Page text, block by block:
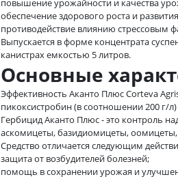
повышение урожайности и качества
обеспечение здорового роста и
противодействие влиянию стрессовым
Выпускается в форме концентрата
канистрах емкостью 5 литров.
Основные
Эффективность Аканто Плюс Corteva
пикоксистробин (в соотношении 200 г/
Гербицид Аканто Плюс - это контроль
аскомицеты, базидиомицеты,
Средство отличается следующим
защита от возбудителей болезней;
помощь в сохранении урожая и